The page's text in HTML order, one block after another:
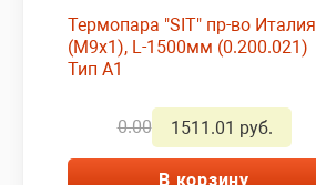
Термопара "SIT" пр-во Италия
(М9х1), L-1500мм (0.200.021)
Тип А1
0.00 1511.01 руб.
В корзину